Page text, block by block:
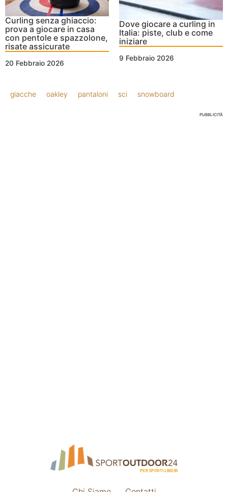
Curling senza ghiaccio:
prova a giocare in casa
con pentole e spazzolone,
risate assicurate
20 Febbraio 2026
Dove giocare a curling in
Italia: piste, club e come
iniziare
9 Febbraio 2026
giacche oakley pantaloni sci snowboard
PUBBLICITÀ